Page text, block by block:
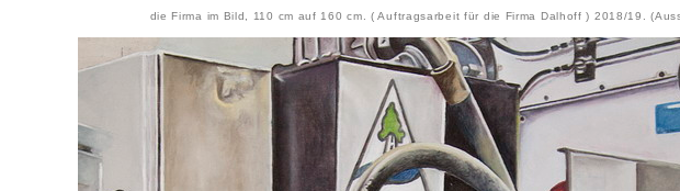
die Firma im Bild, 110 cm auf 160 cm. ( Auftragsarbeit für die Firma Dalhoff ) 2018/19.